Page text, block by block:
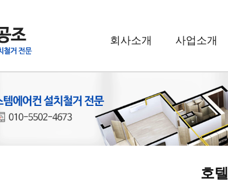
회사소개 사업소개
호텔